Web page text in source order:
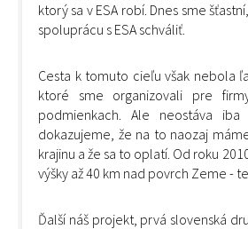
ktorý sa v ESA robí. Dnes sme
spoluprácu s ESA schváliť.
Cesta k tomuto cieľu však nebola
ktoré sme organizovali pre
podmienkach. Ale neostáva
dokazujeme, že na to naozaj
krajinu a že sa to oplatí. Od roku
výšky až 40 km nad povrch Zeme -
Ďalší náš projekt, prvá slovenská